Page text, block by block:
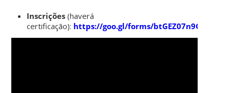
Inscrições (haverá
certificação): https://goo.gl/forms/